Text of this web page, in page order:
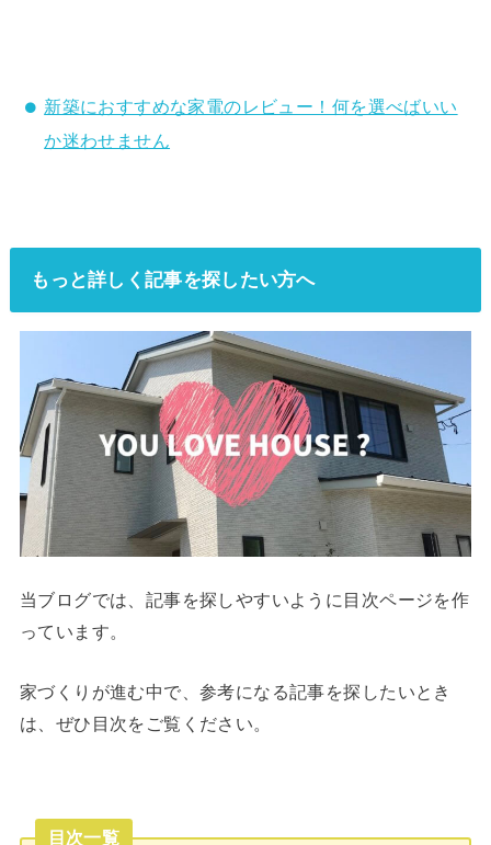
新築におすすめな家電のレビュー！何を選べばいい
か迷わせません
もっと詳しく記事を探したい方へ
当ブログでは、記事を探しやすいように目次ページを作
っています。
家づくりが進む中で、参考になる記事を探したいとき
は、ぜひ目次をご覧ください。
目次一覧